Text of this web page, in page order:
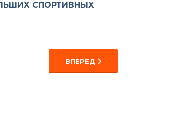
СПОРТИВНЫХ
И ПРОВЕДЕНЫ СОРЕВНОВАНИЯ ПО
СЛЕДУЮЩИЙ:
ВПЕРЕД